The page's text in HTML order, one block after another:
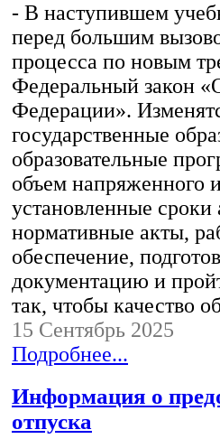
- В наступившем
перед большим
процесса по новым
Федеральный закон
Федерации».
государственные
образовательные
объем напряженного
установленные сроки
нормативные акты,
обеспечение,
документацию и
так, чтобы качество
15 Сентябрь 2025
Подробнее...
Информация о
отпуска